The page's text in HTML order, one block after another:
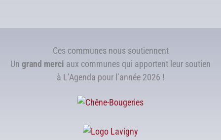
Ces communes nous soutiennent
Un grand merci aux communes qui apportent leur soutien
à L’Agenda pour l’année 2026 !